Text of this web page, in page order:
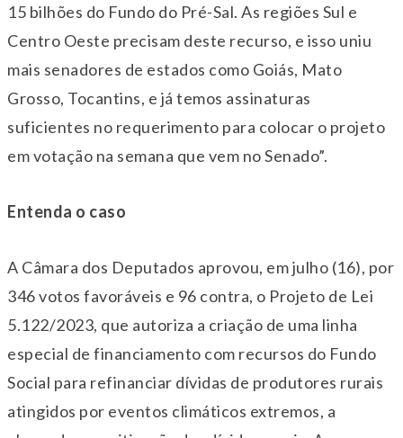
15 bilhões do Fundo do Pré-Sal. As regiões Sul e
Centro Oeste precisam deste recurso, e isso uniu
mais senadores de estados como Goiás, Mato
Grosso, Tocantins, e já temos assinaturas
suficientes no requerimento para colocar o projeto
em votação na semana que vem no Senado”.
Entenda o caso
A Câmara dos Deputados aprovou, em julho (16), por
346 votos favoráveis e 96 contra, o Projeto de Lei
5.122/2023, que autoriza a criação de uma linha
especial de financiamento com recursos do Fundo
Social para refinanciar dívidas de produtores rurais
atingidos por eventos climáticos extremos, a